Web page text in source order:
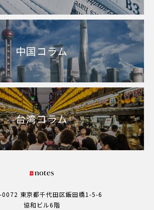
中国コラム
台湾コラム
0072 東京都千代田区飯田橋1-5-6
協和ビル6階